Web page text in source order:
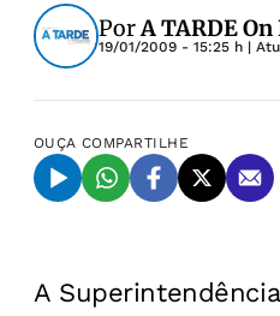
PorA TARDE
19/01/2009 - 15:25 h |
OUÇA COMPARTILHE
A